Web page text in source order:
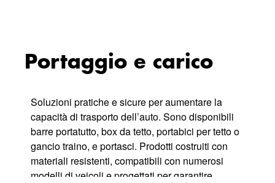
Portaggio e carico
Soluzioni pratiche e sicure per aumentare la
capacità di trasporto dell’auto. Sono disponibili
barre portatutto, box da tetto, portabici per tetto o
gancio traino, e portasci. Prodotti costruiti con
materiali resistenti, compatibili con numerosi
modelli di veicoli e progettati per garantire